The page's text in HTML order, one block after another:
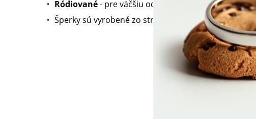
Ródiované- pre väčšiu odolnosť, vyšší lesk a dlhšiu
Šperky sú vyrobené zo striebra 925/1000 a sú